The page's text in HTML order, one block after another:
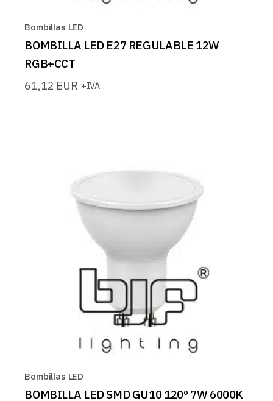
Bombillas LED
BOMBILLA LED E27 REGULABLE 12W
RGB+CCT
61,12 EUR +IVA
Bombillas LED
BOMBILLA LED SMD GU10 120º 7W 6000K